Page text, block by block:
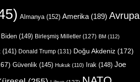
Almanya(152) Amerika (189) Avrupa
Biden (149) Birleşmiş Milletler (127) BM (112)
(141) Donald Trump (131) Doğu Akdeniz (172)
Güvenlik (145) Hukuk (110) Irak (148) Joe